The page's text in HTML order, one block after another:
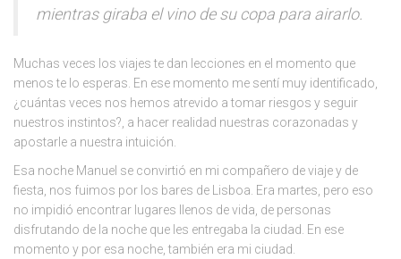
mientras giraba el vino de su copa para airarlo.
Muchas veces los viajes te dan lecciones en el momento que
menos te lo esperas. En ese momento me sentí muy identificado,
¿cuántas veces nos hemos atrevido a tomar riesgos y seguir
nuestros instintos?, a hacer realidad nuestras corazonadas y
apostarle a nuestra intuición.
Esa noche Manuel se convirtió en mi compañero de viaje y de
fiesta, nos fuimos por los bares de Lisboa. Era martes, pero eso
no impidió encontrar lugares llenos de vida, de personas
disfrutando de la noche que les entregaba la ciudad. En ese
momento y por esa noche, también era mi ciudad.